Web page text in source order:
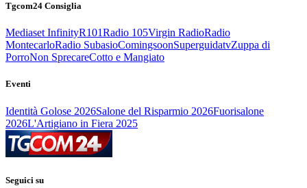
Tgcom24 Consiglia
Mediaset InfinityR101Radio 105Virgin RadioRadio
MontecarloRadio SubasioComingsoonSuperguidatvZuppa di
PorroNon SprecareCotto e Mangiato
Eventi
Identità Golose 2026Salone del Risparmio 2026Fuorisalone
2026L'Artigiano in Fiera 2025
Seguici su